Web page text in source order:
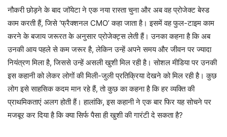
नौकरी छोड़ने के बाद जॉयेटा ने एक नया रास्ता चुना और अब वह प्रोजेक्ट बेस्ड
काम करती हैं, जिसे ‘फ्रैक्शनल CMO’ कहा जाता है। इसमें वह फुल-टाइम काम
करने के बजाय जरूरत के अनुसार प्रोजेक्ट्स लेती हैं। उनका कहना है कि अब
उनकी आय पहले से कम जरूर है, लेकिन उन्हें अपने समय और जीवन पर ज्यादा
नियंत्रण मिला है, जिससे उन्हें असली खुशी मिल रही है। सोशल मीडिया पर उनकी
इस कहानी को लेकर लोगों की मिली-जुली प्रतिक्रिया देखने को मिल रही है। कुछ
लोग इसे साहसिक कदम मान रहे हैं, तो कुछ का कहना है कि हर व्यक्ति की
प्राथमिकताएं अलग होती हैं। हालांकि, इस कहानी ने एक बार फिर यह सोचने पर
मजबूर कर दिया है कि क्या सिर्फ पैसा ही खुशी की गारंटी दे सकता है?